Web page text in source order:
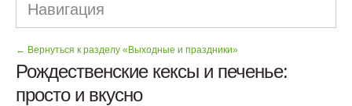
Навигация
← Вернуться к разделу «Выходные и праздники»
Рождественские кексы и печенье:
просто и вкусно